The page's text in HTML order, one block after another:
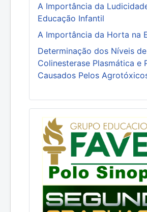
A Importância da
Educação Infantil
A Importância da Horta na
Determinação dos Níveis de
Colinesterase Plasmática e
Causados Pelos